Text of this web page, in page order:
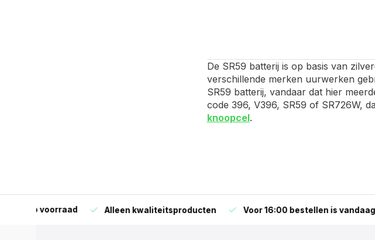
De SR59 batterij is op basis van
verschillende merken uurwerken
SR59 batterij, vandaar dat hier
code 396, V396, SR59 of SR726W,
knoopcel.
Alleen kwaliteitsproducten Voor 16:00 bestellen is vandaag versturen